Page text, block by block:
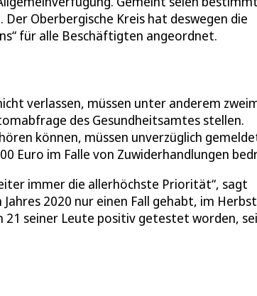
Oberbergische Kreis hat deswegen die
für alle Beschäftigten angeordnet.
verlassen, müssen unter anderem
des Gesundheitsamtes stellen.
können, müssen unverzüglich
Euro im Falle von Zuwiderhandlungen
immer die allerhöchste Priorität“, sagt
2020 nur einen Fall gehabt, im
21 seiner Leute positiv getestet worden,